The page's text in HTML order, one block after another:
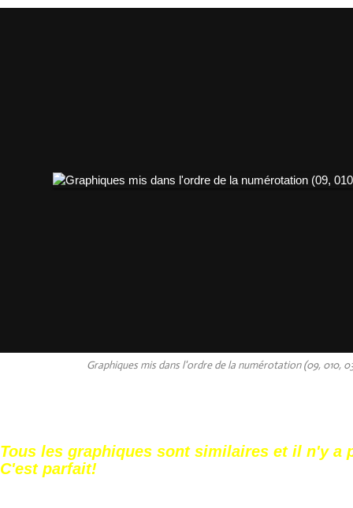
Graphiques mis dans l'ordre de la numérotation (09, 010,
Tous les graphiques sont similaires et il n'y a
C'est parfait!